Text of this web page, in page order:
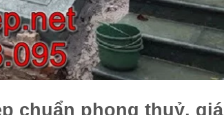
chuẩn phong thuỷ, giá